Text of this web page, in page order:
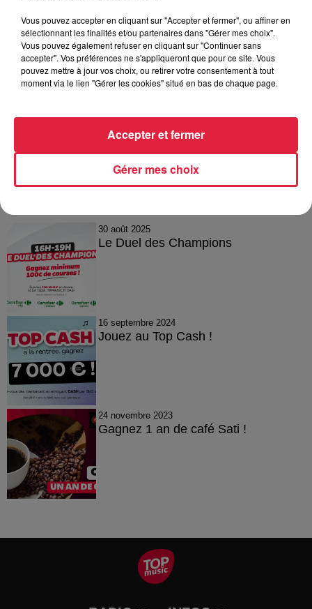
Le Mix de Nono #165
Le Mix de Nono #165
Tous les jeux
30 août 2025
Le Duel des Champions
16 septembre 2024
Jouez au Top Cash !
24 novembre 2023
Gagnez 1 an de café Sati !
Vous pouvez accepter en cliquant sur "Accepter et fermer", ou affiner en
sélectionnant les finalités et/ou partenaires dans "Gérer mes choix".
Vous pouvez également refuser en cliquant sur "Continuer sans
accepter". Vos préférences ne s'appliqueront que pour ce site. Vous
pouvez mettre à jour vos choix, ou retirer votre consentement à tout
moment via le lien "Gérer les cookies" situé en bas de chaque page.
Gérer mes choix
Accepter et fermer